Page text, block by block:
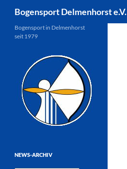
Inhalt
Bogensport Delmenhorst e.V.
Bogensport in Delmenhorst
seit 1979
NEWS-ARCHIV